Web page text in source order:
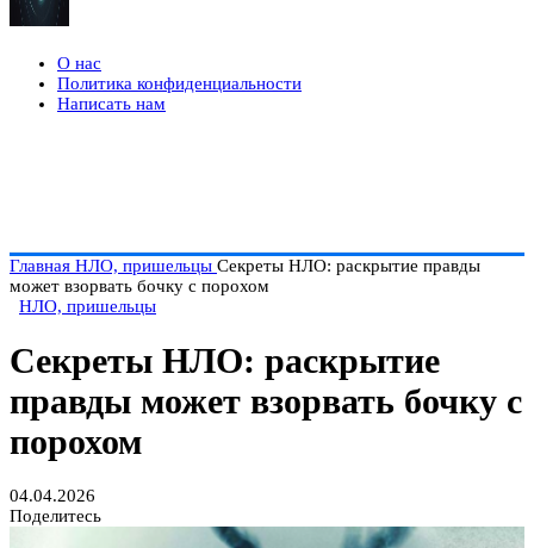
О нас
Политика конфиденциальности
Написать нам
Главная НЛО, пришельцы Секреты НЛО: раскрытие правды
может взорвать бочку с порохом
НЛО, пришельцы
Секреты НЛО: раскрытие
правды может взорвать бочку с
порохом
04.04.2026
Поделитесь